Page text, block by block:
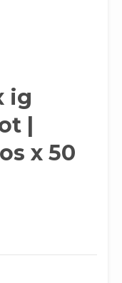
ig
|
x 50